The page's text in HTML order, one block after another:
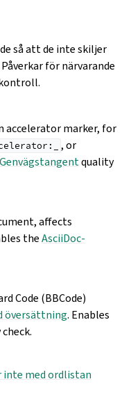
så att de inte skiljer
för närvarande
accelerator marker, for
, or
Genvägstangentquality
affects
theAsciiDoc-
Code (BBCode)
översättning. Enables
inte med ordlistan